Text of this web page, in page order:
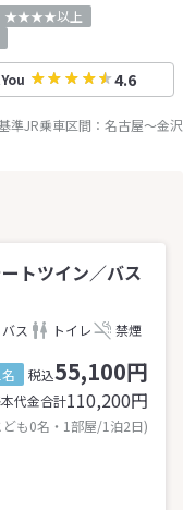
★★★★以上
4.6
準JR乗車区間： 名古屋～金沢
トツイン／バス
バス トイレ 禁煙
税込55,100円
代金合計110,200円
ども0名・1部屋/1泊2日)